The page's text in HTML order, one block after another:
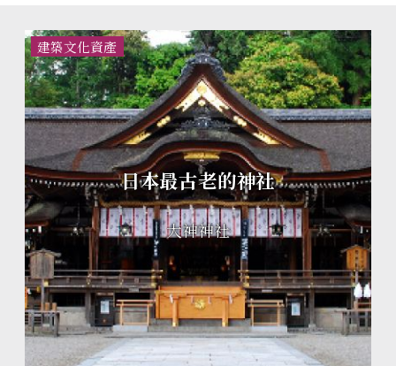
建築文化資產
日本最古老的神社
大神神社